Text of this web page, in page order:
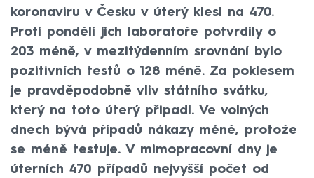
koronaviru v Česku v úterý klesl na 470.
Proti pondělí jich laboratoře potvrdily o
203 méně, v mezitýdenním srovnání bylo
pozitivních testů o 128 méně. Za poklesem
je pravděpodobně vliv státního svátku,
který na toto úterý připadl. Ve volných
dnech bývá případů nákazy méně, protože
se méně testuje. V mimopracovní dny je
úterních 470 případů nejvyšší počet od